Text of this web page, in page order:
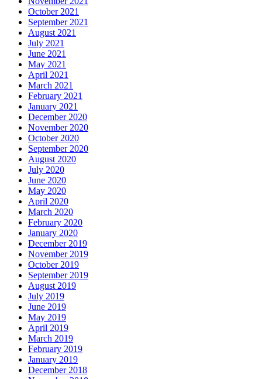
October 2021
September 2021
August 2021
July 2021
June 2021
May 2021
April 2021
March 2021
February 2021
January 2021
December 2020
November 2020
October 2020
September 2020
August 2020
July 2020
June 2020
May 2020
April 2020
March 2020
February 2020
January 2020
December 2019
November 2019
October 2019
September 2019
August 2019
July 2019
June 2019
May 2019
April 2019
March 2019
February 2019
January 2019
December 2018